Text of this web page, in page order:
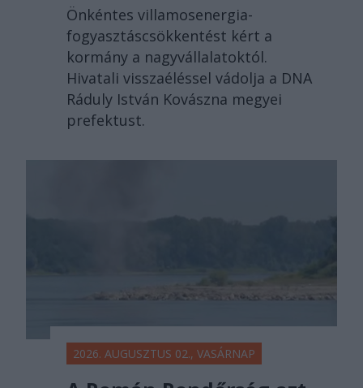
Önkéntes villamosenergia-
fogyasztáscsökkentést kért a
kormány a nagyvállalatoktól.
Hivatali visszaéléssel vádolja a DNA
Ráduly István Kovászna megyei
prefektust.
2026. AUGUSZTUS 02., VASÁRNAP